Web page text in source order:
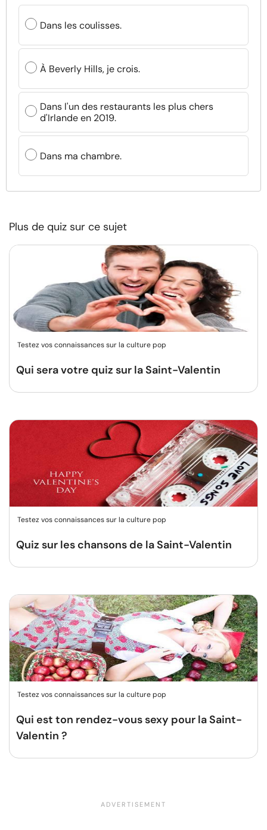
Dans les coulisses.
À Beverly Hills, je crois.
Dans l'un des restaurants les plus chers
d'Irlande en 2019.
Dans ma chambre.
Plus de quiz sur ce sujet
Testez vos connaissances sur la culture pop
Qui sera votre quiz sur la Saint-Valentin
Testez vos connaissances sur la culture pop
Quiz sur les chansons de la Saint-Valentin
Testez vos connaissances sur la culture pop
Qui est ton rendez-vous sexy pour la Saint-
Valentin ?